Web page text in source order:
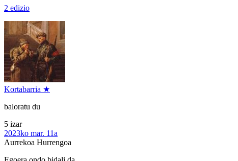
2 edizio
Kortabarria ★
baloratu du
5 izar
2023ko mar. 11a
Aurrekoa Hurrengoa